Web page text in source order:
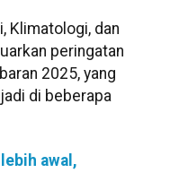
Klimatologi, dan
peringatan
2025, yang
di beberapa
awal,